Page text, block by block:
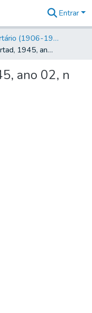
Entrar
Canto Libertário (1906-1995)
Tierra y Libertad, 1945, ano 02, n 32
ano 02, n